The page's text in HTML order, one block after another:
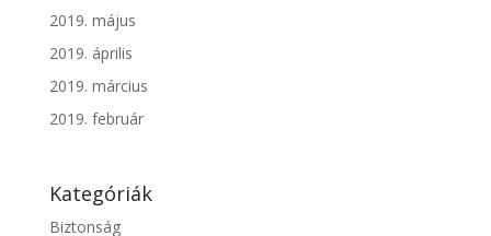
2019. május
2019. április
2019. március
2019. február
Kategóriák
Biztonság